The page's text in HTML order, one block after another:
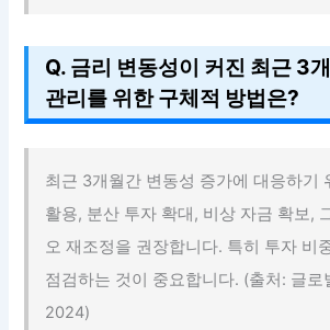
Q. 금리 변동성이 커진 최근 3
관리를 위한 구체적 방법은?
최근 3개월간 변동성 증가에 대응하기
활용, 분산 투자 확대, 비상 자금 확보,
오 재조정을 권장합니다. 특히 투자 비
점검하는 것이 중요합니다. (출처: 글로
2024)